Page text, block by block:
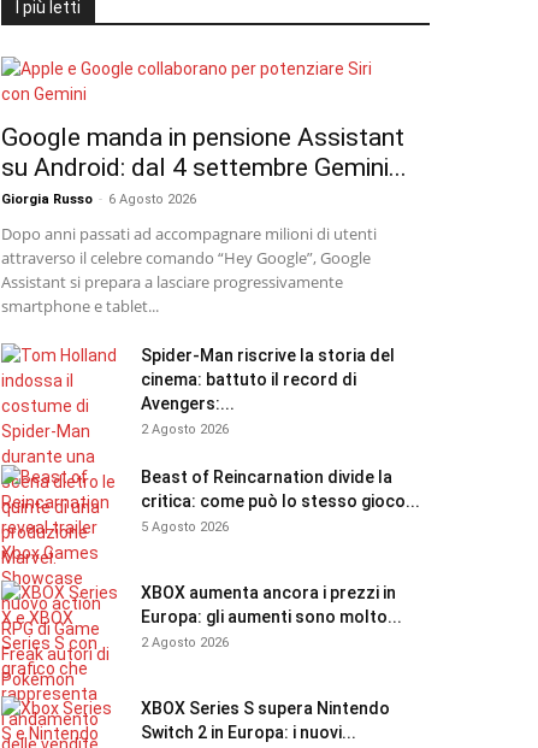
I più letti
Google manda in pensione Assistant
su Android: dal 4 settembre Gemini...
Giorgia Russo - 6 Agosto 2026
Dopo anni passati ad accompagnare milioni di utenti
attraverso il celebre comando “Hey Google”, Google
Assistant si prepara a lasciare progressivamente
smartphone e tablet...
Spider-Man riscrive la storia del
cinema: battuto il record di
Avengers:...
2 Agosto 2026
Beast of Reincarnation divide la
critica: come può lo stesso gioco...
5 Agosto 2026
XBOX aumenta ancora i prezzi in
Europa: gli aumenti sono molto...
2 Agosto 2026
XBOX Series S supera Nintendo
Switch 2 in Europa: i nuovi...